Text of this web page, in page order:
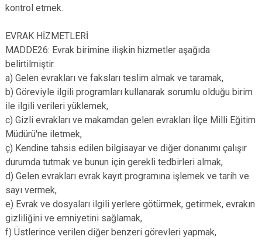
kontrol etmek.
EVRAK HİZMETLERİ
MADDE26: Evrak birimine ilişkin hizmetler aşağıda
belirtilmiştir.
a) Gelen evrakları ve faksları teslim almak ve taramak,
b) Göreviyle ilgili programları kullanarak sorumlu olduğu birim
ile ilgili verileri yüklemek,
c) Gizli evrakları ve makamdan gelen evrakları İlçe Milli Eğitim
Müdürü'ne iletmek,
ç) Kendine tahsis edilen bilgisayar ve diğer donanımı çalışır
durumda tutmak ve bunun için gerekli tedbirleri almak,
d) Gelen evrakları evrak kayıt programına işlemek ve tarih ve
sayı vermek,
e) Evrak ve dosyaları ilgili yerlere götürmek, getirmek, evrakın
gizliliğini ve emniyetini sağlamak,
f) Üstlerince verilen diğer benzeri görevleri yapmak,